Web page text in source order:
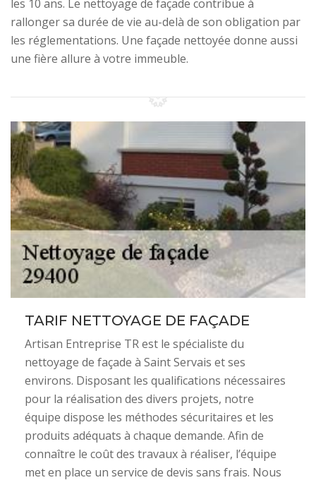
les 10 ans. Le nettoyage de façade contribue à
rallonger sa durée de vie au-delà de son obligation par
les réglementations. Une façade nettoyée donne aussi
une fière allure à votre immeuble.
TARIF NETTOYAGE DE FAÇADE
Artisan Entreprise TR est le spécialiste du
nettoyage de façade à Saint Servais et ses
environs. Disposant les qualifications nécessaires
pour la réalisation des divers projets, notre
équipe dispose les méthodes sécuritaires et les
produits adéquats à chaque demande. Afin de
connaître le coût des travaux à réaliser, l’équipe
met en place un service de devis sans frais. Nous